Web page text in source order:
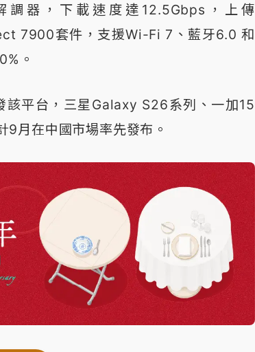
調器，下載速度達12.5Gbps，上傳
7900套件，支援Wi-Fi 7、藍牙6.0 和
。
該平台，三星Galaxy S26系列、一加15
9月在中國市場率先發布。